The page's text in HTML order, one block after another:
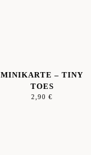
MINIKARTE – TINY
TOES
2,90€